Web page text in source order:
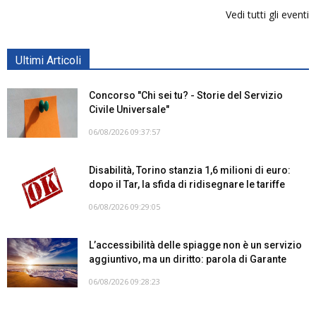
Vedi tutti gli eventi
Ultimi Articoli
Concorso "Chi sei tu? - Storie del Servizio
Civile Universale"
06/08/2026 09:37:57
Disabilità, Torino stanzia 1,6 milioni di euro:
dopo il Tar, la sfida di ridisegnare le tariffe
06/08/2026 09:29:05
L’accessibilità delle spiagge non è un servizio
aggiuntivo, ma un diritto: parola di Garante
06/08/2026 09:28:23